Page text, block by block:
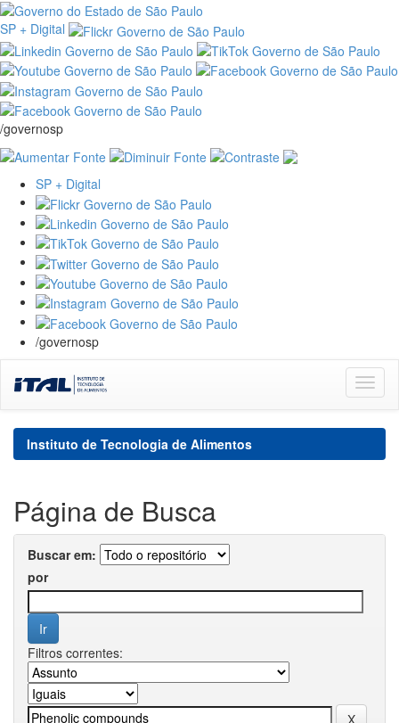
SP + Digital
/governosp
SP + Digital
/governosp
navigation
Instituto de Tecnologia de Alimentos
Página de Busca
Buscar em:
por
Filtros correntes: